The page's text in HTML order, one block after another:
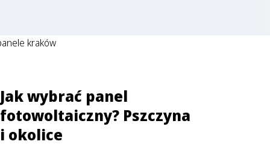
Jak wybrać panel
fotowoltaiczny? Pszczyna
i okolice